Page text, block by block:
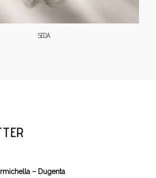
SEDA
– Dugenta